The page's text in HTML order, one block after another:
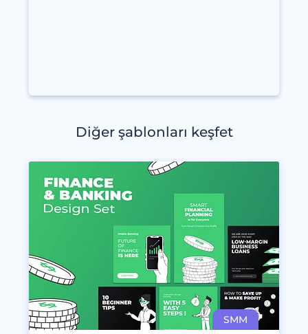
Diğer şablonları keşfet